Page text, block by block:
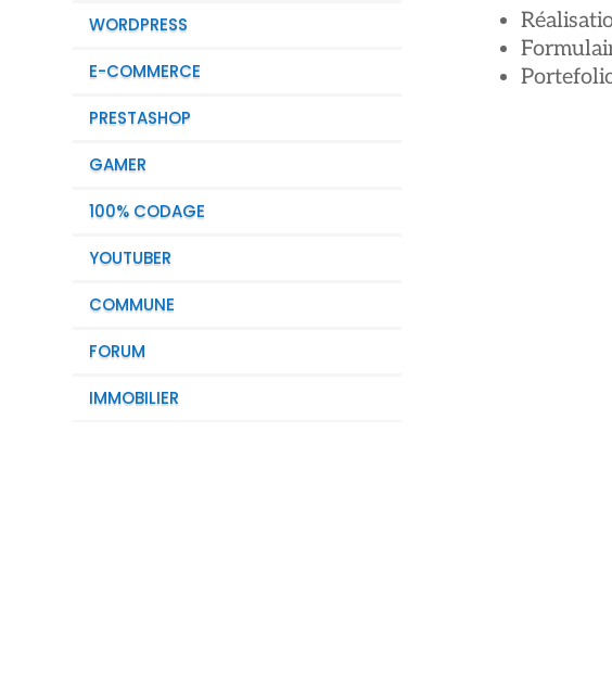
WORDPRESS
E-COMMERCE
PRESTASHOP
GAMER
100% CODAGE
YOUTUBER
COMMUNE
FORUM
IMMOBILIER